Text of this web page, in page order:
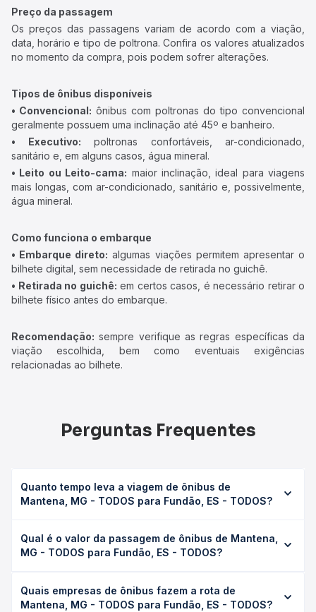
Preço da passagem
Os preços das passagens variam de acordo com a viação,
data, horário e tipo de poltrona. Confira os valores atualizados
no momento da compra, pois podem sofrer alterações.
Tipos de ônibus disponíveis
• Convencional: ônibus com poltronas do tipo convencional
geralmente possuem uma inclinação até 45º e banheiro.
• Executivo: poltronas confortáveis, ar-condicionado,
sanitário e, em alguns casos, água mineral.
• Leito ou Leito-cama: maior inclinação, ideal para viagens
mais longas, com ar-condicionado, sanitário e, possivelmente,
água mineral.
Como funciona o embarque
• Embarque direto: algumas viações permitem apresentar o
bilhete digital, sem necessidade de retirada no guichê.
• Retirada no guichê: em certos casos, é necessário retirar o
bilhete físico antes do embarque.
Recomendação: sempre verifique as regras específicas da
viação escolhida, bem como eventuais exigências
relacionadas ao bilhete.
Perguntas Frequentes
Quanto tempo leva a viagem de ônibus de
Mantena, MG - TODOS para Fundão, ES - TODOS?
Fundão, ES - TODOS leva em média 0 horas, podendo
variar conforme a viação, o tipo de serviço (convencional,
duração exata de cada opção na data desejada.
Qual é o valor da passagem de ônibus de Mantena,
MG - TODOS para Fundão, ES - TODOS?
TODOS para Fundão, ES - TODOS custa em média não
identificado e varia conforme a data da viagem, a
Quais empresas de ônibus fazem a rota de
Mantena, MG - TODOS para Fundão, ES - TODOS?